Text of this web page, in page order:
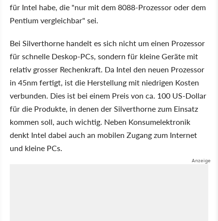
für Intel habe, die "nur mit dem 8088-Prozessor oder dem
Pentium vergleichbar" sei.
Bei Silverthorne handelt es sich nicht um einen Prozessor
für schnelle Deskop-PCs, sondern für kleine Geräte mit
relativ grosser Rechenkraft. Da Intel den neuen Prozessor
in 45nm fertigt, ist die Herstellung mit niedrigen Kosten
verbunden. Dies ist bei einem Preis von ca. 100 US-Dollar
für die Produkte, in denen der Silverthorne zum Einsatz
kommen soll, auch wichtig. Neben Konsumelektronik
denkt Intel dabei auch an mobilen Zugang zum Internet
und kleine PCs.